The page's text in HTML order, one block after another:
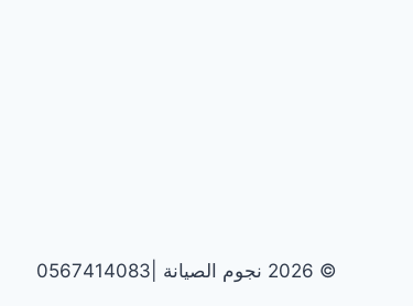
© 2026 نجوم الصيانة |0567414083